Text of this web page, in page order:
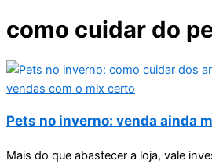
como cuidar do
Pets no inverno: venda ainda
Mais do que abastecer a loja, vale